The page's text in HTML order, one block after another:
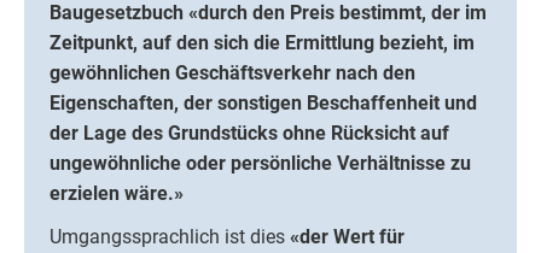
Baugesetzbuch «durch den Preis bestimmt, der im
Zeitpunkt, auf den sich die Ermittlung bezieht, im
gewöhnlichen Geschäftsverkehr nach den
Eigenschaften, der sonstigen Beschaffenheit und
der Lage des Grundstücks ohne Rücksicht auf
ungewöhnliche oder persönliche Verhältnisse zu
erzielen wäre.»
Umgangssprachlich ist dies «der Wert für